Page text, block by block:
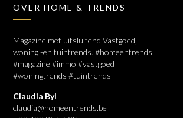
OVER HOME & TRENDS
Magazine met uitsluitend Vastgoed,
woning -en tuintrends. #homeentrends
#magazine #immo #vastgoed
#woningtrends #tuintrends
Claudia Byl
claudia@homeentrends.be